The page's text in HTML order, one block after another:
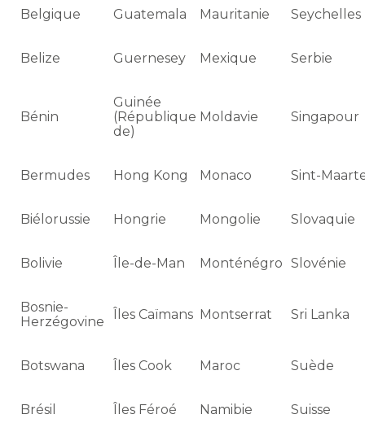
Belgique Guatemala Mauritanie Seychelles
Belize Guernesey Mexique Serbie
Bénin
Guinée
(République
de)
Moldavie Singapour
Bermudes Hong Kong Monaco Sint-
Biélorussie Hongrie Mongolie Slovaquie
Bolivie Île-de-Man Monténégro Slovénie
Bosnie-
Herzégovine
Îles Caïmans Montserrat Sri Lanka
Botswana Îles Cook Maroc Suède
Brésil Îles Féroé Namibie Suisse